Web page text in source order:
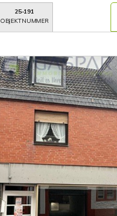
25-191
OBJEKTNUMMER